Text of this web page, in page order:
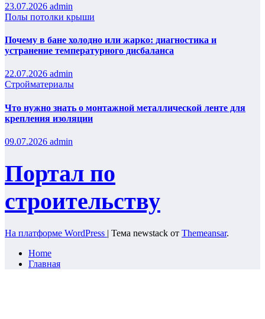
23.07.2026 admin
Полы потолки крыши
Почему в бане холодно или жарко: диагностика и
устранение температурного дисбаланса
22.07.2026 admin
Стройматериалы
Что нужно знать о монтажной металлической ленте для
крепления изоляции
09.07.2026 admin
Портал по
строительству
На платформе WordPress | Тема newstack от Themeansar.
Home
Главная